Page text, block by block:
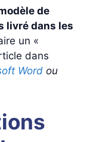
de
livré dans les
un «
dans
Word ou